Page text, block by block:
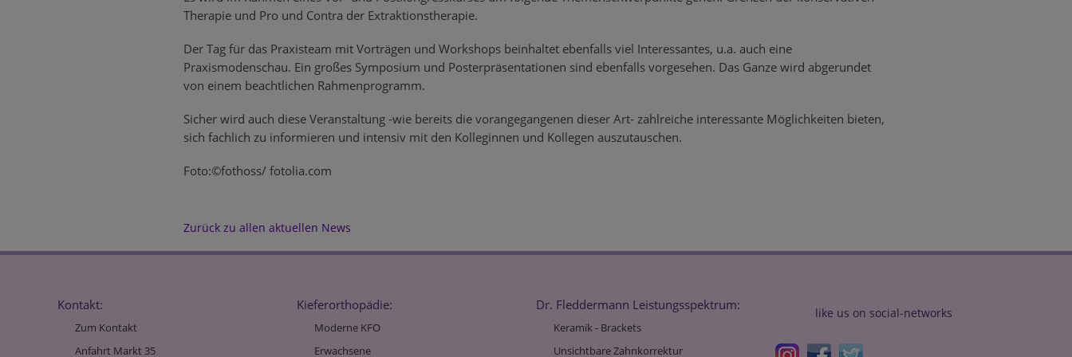
Therapie und Pro und Contra der Extraktionstherapie.
Der Tag für das Praxisteam mit Vorträgen und Workshops beinhaltet ebenfalls viel Interessantes, u.a. auch eine
Praxismodenschau. Ein großes Symposium und Posterpräsentationen sind ebenfalls vorgesehen. Das Ganze wird abgerundet
von einem beachtlichen Rahmenprogramm.
Sicher wird auch diese Veranstaltung -wie bereits die vorangegangenen dieser Art- zahlreiche interessante Möglichkeiten bieten,
sich fachlich zu informieren und intensiv mit den Kolleginnen und Kollegen auszutauschen.
Foto:©fothoss/ fotolia.com
Zurück zu allen aktuellen News
Kontakt:
Zum Kontakt
Anfahrt Markt 35
Kieferorthopädie:
Moderne KFO
Erwachsene
Dr. Fleddermann Leistungsspektrum:
Keramik - Brackets
Unsichtbare Zahnkorrektur
like us on social-networks